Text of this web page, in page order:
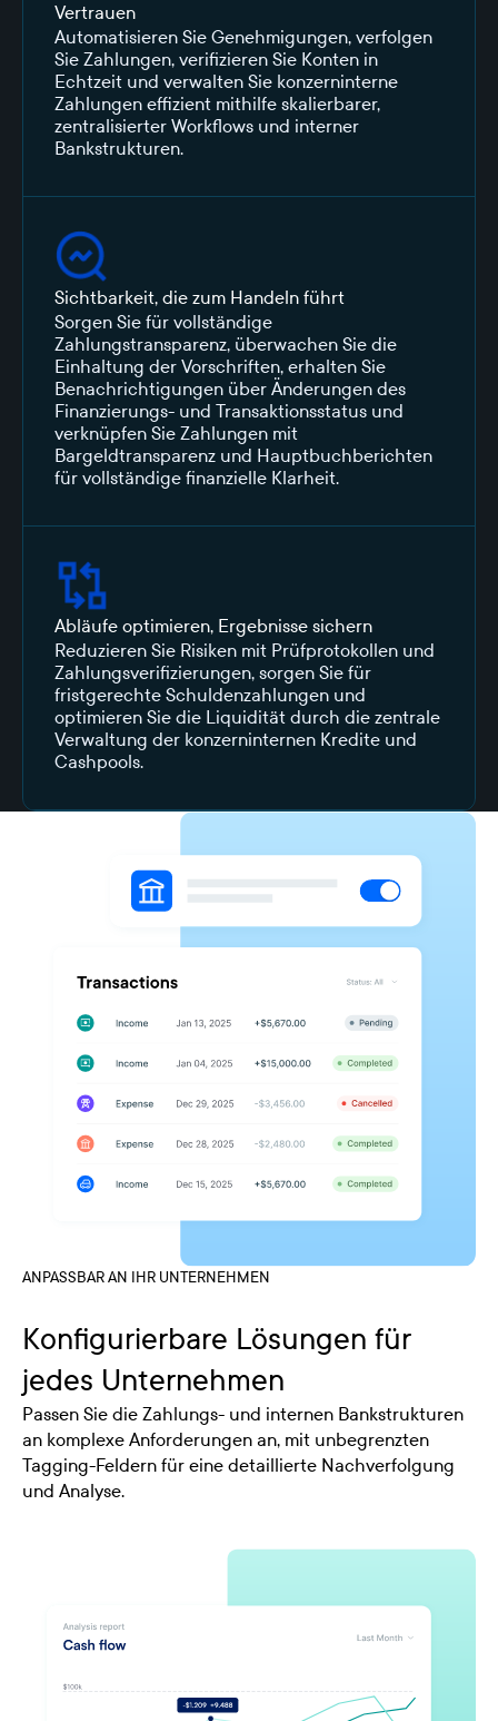
Vertrauen
Automatisieren Sie Genehmigungen, verfolgen
Sie Zahlungen, verifizieren Sie Konten in
Echtzeit und verwalten Sie konzerninterne
Zahlungen effizient mithilfe skalierbarer,
zentralisierter Workflows und interner
Bankstrukturen.
Sichtbarkeit, die zum Handeln führt
Sorgen Sie für vollständige
Zahlungstransparenz, überwachen Sie die
Einhaltung der Vorschriften, erhalten Sie
Benachrichtigungen über Änderungen des
Finanzierungs- und Transaktionsstatus und
verknüpfen Sie Zahlungen mit
Bargeldtransparenz und Hauptbuchberichten
für vollständige finanzielle Klarheit.
Abläufe optimieren, Ergebnisse sichern
Reduzieren Sie Risiken mit Prüfprotokollen und
Zahlungsverifizierungen, sorgen Sie für
fristgerechte Schuldenzahlungen und
optimieren Sie die Liquidität durch die zentrale
Verwaltung der konzerninternen Kredite und
Cashpools.
ANPASSBAR AN IHR UNTERNEHMEN
Konfigurierbare Lösungen für
jedes Unternehmen
Passen Sie die Zahlungs- und internen Bankstrukturen
an komplexe Anforderungen an, mit unbegrenzten
Tagging-Feldern für eine detaillierte Nachverfolgung
und Analyse.